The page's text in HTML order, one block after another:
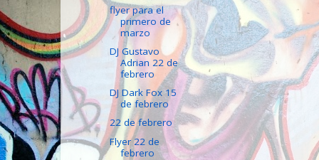
flyer para el
primero de
marzo
DJ Gustavo
Adrian 22 de
febrero
DJ Dark Fox 15
de febrero
22 de febrero
Flyer 22 de
febrero